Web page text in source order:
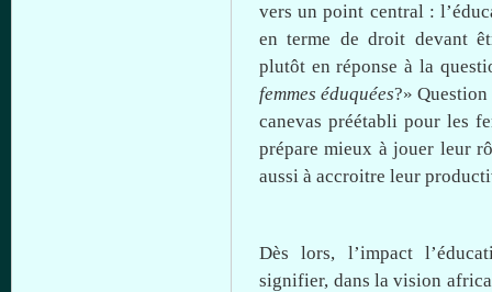
vers un point central :
en terme dedroit devant
plutôt en réponseà la
femmes éduquées?» Question
canevas préétabli pour les
préparemieux àjouer leur
aussi à accroitre leur
Dèslors, l’impact
signifier, dans la vision